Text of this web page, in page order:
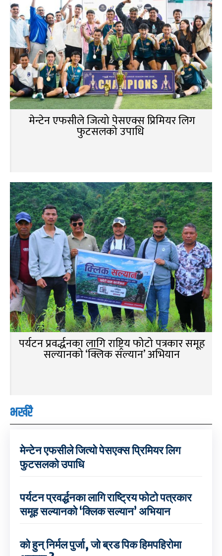
मेन्टेन एफसीले जित्यो पेसएक्स प्रिमियर लिग
फुटसलको उपाधि
पर्यटन प्रवर्द्धनका लागि राष्ट्रिय फोटो पत्रकार समूह
सल्यानको ‘क्लिक सल्यान’ अभियान
भर्खरै
मेन्टेन एफसीले जित्यो पेसएक्स प्रिमियर लिग
फुटसलको उपाधि
पर्यटन प्रवर्द्धनका लागि राष्ट्रिय फोटो पत्रकार
समूह सल्यानको ‘क्लिक सल्यान’ अभियान
को हुन् निर्मल पुर्जा, जो ब्रड पिक हिमपहिरोमा